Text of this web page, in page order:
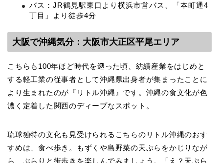
バス：JR鶴見駅東口より横浜市営バス、「本町通4
丁目」より徒歩4分
大阪で沖縄気分： 大阪市大正区平尾エリア
こちらも100年ほど時代を遡った頃、紡績産業をはじめと
する軽工業の従事者として沖縄県出身者が集まったことに
より生まれたのが『リトル沖縄』です。沖縄の食文化が色
濃く定着した関西のディープなスポット。
琉球独特の文化も見受けられるこちらのリトル沖縄のおす
すめは、食べ歩き。もずくや島野菜の天ぷらをかじりなが
ら、ぶらりと街歩きを楽しんでみましょう。「え？天ぷら